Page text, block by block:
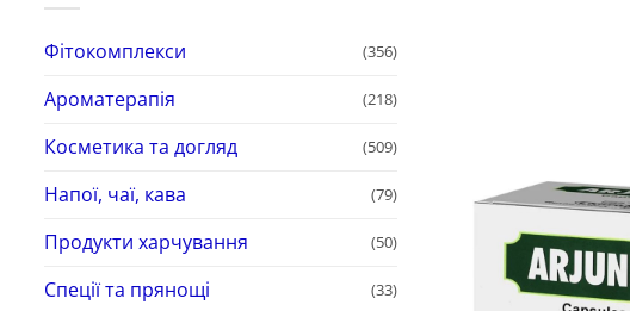
Фітокомплекси (356)
Ароматерапія (218)
Косметика та догляд (509)
Напої, чаї, кава (79)
Продукти харчування (50)
Спеції та прянощі (33)